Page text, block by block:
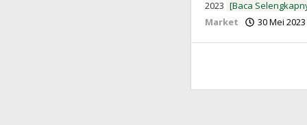
2023 [Baca
Market
30 Mei